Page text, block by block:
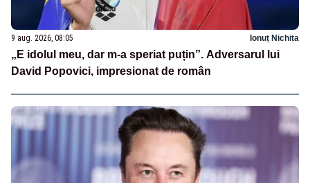
9 aug. 2026, 08:05 Ionuț Nichita
„E idolul meu, dar m-a speriat puțin”. Adversarul lui
David Popovici, impresionat de român